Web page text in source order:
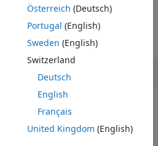
列图
System Composer
Österreich (Deutsch)
Portugal (English)
Sweden (English)
Switzerland
Deutsch
English
Français
United Kingdom (English)